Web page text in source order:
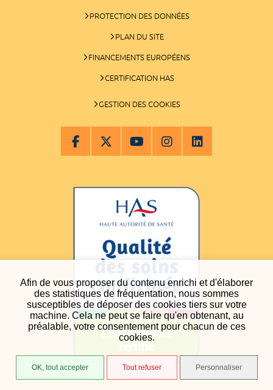
Afin de vous proposer du contenu enrichi et d'élaborer
des statistiques de fréquentation, nous sommes
susceptibles de déposer des cookies tiers sur votre
machine. Cela ne peut se faire qu'en obtenant, au
préalable, votre consentement pour chacun de ces
cookies.
OK, tout accepter Tout refuser Personnaliser
PROTECTION DES DONNÉES
PLAN DU SITE
FINANCEMENTS EUROPÉENS
CERTIFICATION HAS
GESTION DES COOKIES